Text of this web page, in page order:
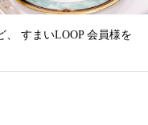
、 すまいLOOP 会員様を